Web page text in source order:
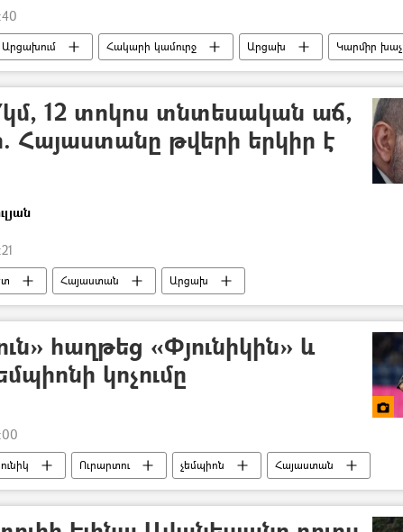
Հակարի կամուրջ Արցախ
Կարմիր խաչ
Ադրբեջան հայ-ադրբեջանական
12 տոկոս տնտեսական աճ,
Հայաստանը թվերի երկիր է
Հայաստան
Արցախ
պաշտպանության միջազգային օր)
երեխա
հաղթեց «Փյունիկին» և
կոչումը
Ուրարտու չեմպիոն
Հայաստան
Լուսանկարներ